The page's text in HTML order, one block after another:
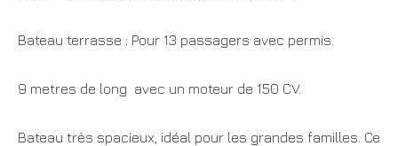
Bateau terrasse : Pour 13 passagers avec permis.
9 metres de long avec un moteur de 150 CV.
Bateau très spacieux, idéal pour les grandes familles. Ce